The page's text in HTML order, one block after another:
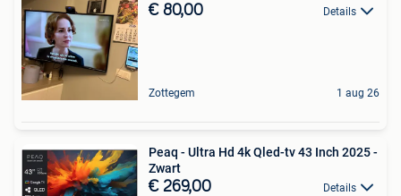
€ 80,00 Details
Zottegem 1 aug 26
Peaq - Ultra Hd 4k Qled-tv 43 Inch 2025 -
Zwart
€ 269,00 Details